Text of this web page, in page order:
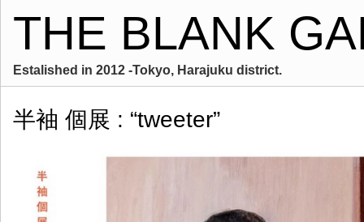
THE BLANK
Estalished in 2012 -Tokyo, Harajuku district.
半袖 個展 : “tweeter”